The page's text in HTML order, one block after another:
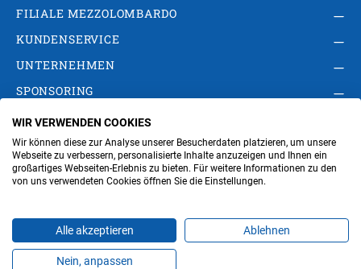
FILIALE MEZZOLOMBARDO
KUNDENSERVICE
UNTERNEHMEN
SPONSORING
AGB Privacy Policy
Impressum
Cookie-Einstellungen ändern
Verwaltung
WIR VERWENDEN COOKIES
Wir können diese zur Analyse unserer Besucherdaten platzieren, um unsere
Webseite zu verbessern, personalisierte Inhalte anzuzeigen und Ihnen ein
großartiges Webseiten-Erlebnis zu bieten. Für weitere Informationen zu den
von uns verwendeten Cookies öffnen Sie die Einstellungen.
Alle akzeptieren Ablehnen
Nein, anpassen